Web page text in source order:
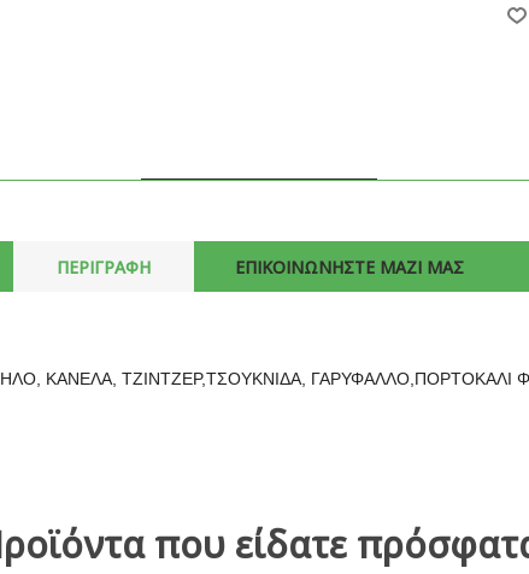
ΠΕΡΙΓΡΑΦΗ ΕΠΙΚΟΙΝΩΝΗΣΤΕ ΜΑΖΙ ΜΑΣ
ΚΑΝΕΛΑ, ΤΖΙΝΤΖΕΡ,ΤΣΟΥΚΝΙΔΑ, ΓΑΡΥΦΑΛΛΟ,ΠΟΡΤΟΚΑΛΙ
που είδατε